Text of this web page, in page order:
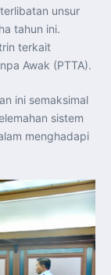
unsur
tahun ini.
terkait
Awak (PTTA).
ini semaksimal
sistem
menghadapi